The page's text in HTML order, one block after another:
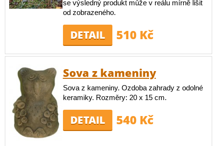
se výsledný produkt může v reálu mírně lišit
od zobrazeného.
DETAIL 510 Kč
Sova z kameniny
Sova z kameniny. Ozdoba zahrady z odolné
keramiky. Rozměry: 20 x 15 cm.
DETAIL 540 Kč